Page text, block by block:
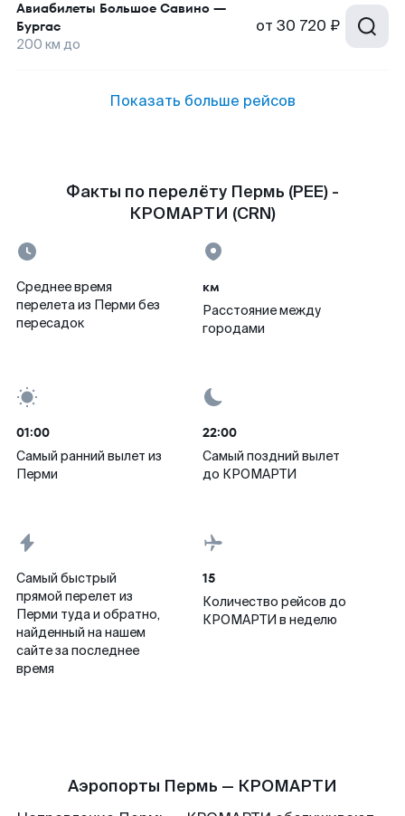
Авиабилеты Большое Савино —
Бургас
200 км до
от 30 720 ₽
Показать больше рейсов
Факты по перелёту Пермь (PEE) -
КРОМАРТИ (CRN)
Среднее время
перелета из Перми без
пересадок
км
Расстояние между
городами
01:00
Самый ранний вылет из
Перми
22:00
Самый поздний вылет
до КРОМАРТИ
Самый быстрый
прямой перелет из
Перми туда и обратно,
найденный на нашем
сайте за последнее
время
15
Количество рейсов до
КРОМАРТИ в неделю
Аэропорты Пермь — КРОМАРТИ